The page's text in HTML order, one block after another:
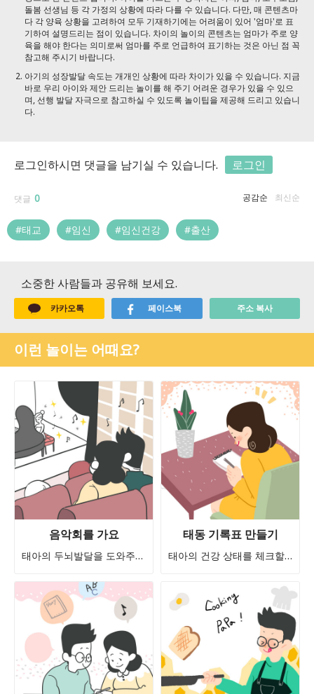
돌봄 선생님 등 각 가정의 상황에 따라 다를 수 있습니다. 다만, 매 콘텐츠마
다 각 양육 상황을 고려하여 모두 기재하기에는 어려움이 있어 '엄마'로 표
기하여 설명드리는 점이 있습니다. 차이의 놀이의 콘텐츠는 엄마가 주로 양
육을 해야 한다는 의미로써 엄마를 주로 언급하여 표기하는 것은 아닌 점 꼭
참고해 주시기 바랍니다.
아기의 성장발달 속도는 개개인 상황에 따라 차이가 있을 수 있습니다. 지금
바로 우리 아이와 제안 드리는 놀이를 해 주기 어려운 경우가 있을 수 있으
며, 선행 발달 자극으로 참고하실 수 있도록 놀이팁을 제공해 드리고 있습니
다.
로그인하시면 댓글을 남기실 수 있습니다. 로그인
댓글 0 공감순 최신순
#태교 #임신 #임신건강 #출산
소중한 사람들과 공유해 보세요.
카카오톡 페이스북 주소 복사
이런 놀이는 어때요?
음악회를 가요
태아의 두뇌발달을 도와주고, 가족 친밀감을 형성할 수 있어요.
태동 기록표 만들기
태아의 건강 상태를 체크할 수 있어요!